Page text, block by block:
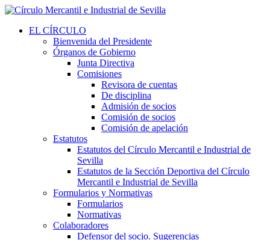
EL CÍRCULO
Bienvenida del Presidente
Órganos de Gobierno
Junta Directiva
Comisiones
Revisora de cuentas
De disciplina
Admisión de socios
Comisión de socios
Comisión de apelación
Estatutos
Estatutos del Círculo Mercantil e Industrial de
Sevilla
Estatutos de la Sección Deportiva del Círculo
Mercantil e Industrial de Sevilla
Formularios y Normativas
Formularios
Normativas
Colaboradores
Defensor del socio. Sugerencias